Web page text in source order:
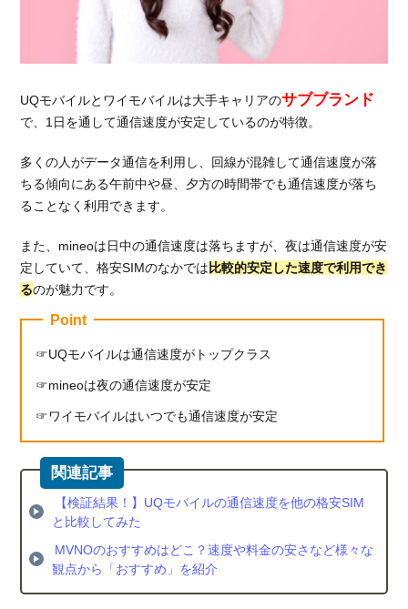
UQモバイルとワイモバイルは大手キャリアのサブブランド
で、1日を通して通信速度が安定しているのが特徴。
多くの人がデータ通信を利用し、回線が混雑して通信速度が落
ちる傾向にある午前中や昼、夕方の時間帯でも通信速度が落ち
ることなく利用できます。
また、mineoは日中の通信速度は落ちますが、夜は通信速度が安
定していて、格安SIMのなかでは 比較的安定した速度で利用でき
るのが魅力です。
Point
UQモバイルは通信速度がトップクラス
mineoは夜の通信速度が安定
ワイモバイルはいつでも通信速度が安定
【検証結果！】UQモバイルの通信速度を他の格安SIM
と比較してみた
MVNOのおすすめはどこ？速度や料金の安さなど様々な
観点から「おすすめ」を紹介